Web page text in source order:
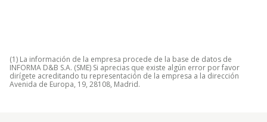
(1) La información de la empresa procede de la base de datos de
INFORMA D&B S.A. (SME) Si aprecias que existe algún error por favor
dirígete acreditando tu representación de la empresa a la dirección
Avenida de Europa, 19, 28108, Madrid.